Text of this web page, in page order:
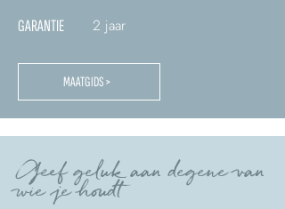
GARANTIE 2 jaar
MAATGIDS >
Geef geluk aan degene van
wie je houdt